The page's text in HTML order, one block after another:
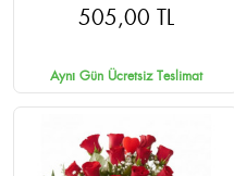
505,00 TL
Aynı Gün Ücretsiz Teslimat